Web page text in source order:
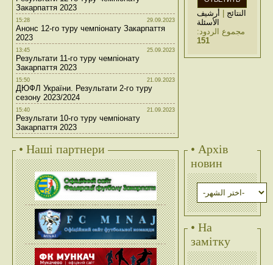
Закарпаття 2023
15:28 29.09.2023
Анонс 12-го туру чемпіонату Закарпаття
2023
13:45 25.09.2023
Результати 11-го туру чемпіонату
Закарпаття 2023
15:50 21.09.2023
ДЮФЛ України. Результати 2-го туру
сезону 2023/2024
15:40 21.09.2023
Результати 10-го туру чемпіонату
Закарпаття 2023
النتائج | أرشيف
الأسئلة
مجموع الردود:
151
• Наші партнери
• Архів
новин
• На
замітку